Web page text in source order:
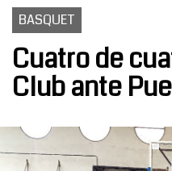
BASQUET
Cuatro de
Club ante